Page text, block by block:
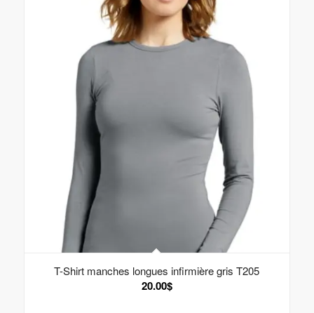
T-Shirt manches longues infirmière gris T205
20.00$